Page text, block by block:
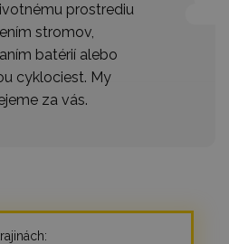
prostrediu
stromov,
batérií alebo
cyklociest. My
za vás.